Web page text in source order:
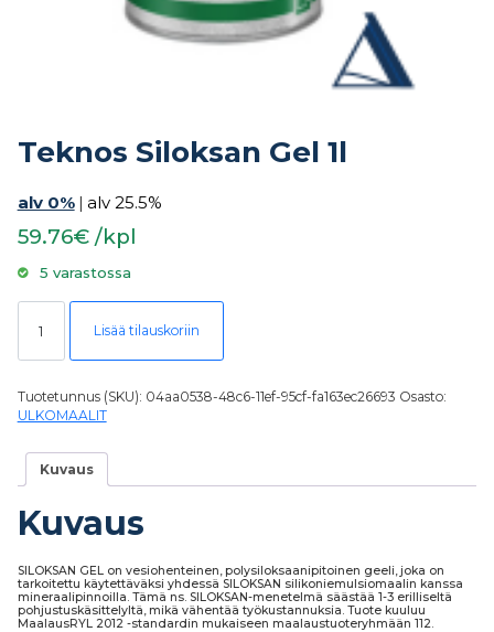
Teknos Siloksan Gel 1l
alv 0% | alv 25.5%
59.76€ /kpl
5 varastossa
Teknos Siloksan Gel 1l määrä
Lisää tilauskoriin
Tuotetunnus (SKU): 04aa0538-48c6-11ef-95cf-fa163ec26693 Osasto:
ULKOMAALIT
Kuvaus
Kuvaus
SILOKSAN GEL on vesiohenteinen, polysiloksaanipitoinen geeli, joka on
tarkoitettu käytettäväksi yhdessä SILOKSAN silikoniemulsiomaalin kanssa
mineraalipinnoilla. Tämä ns. SILOKSAN-menetelmä säästää 1-3 erilliseltä
pohjustuskäsittelyltä, mikä vähentää työkustannuksia. Tuote kuuluu
MaalausRYL 2012 -standardin mukaiseen maalaustuoteryhmään 112.